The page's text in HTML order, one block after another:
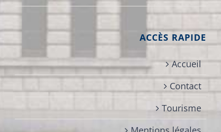
ACCÈS RAPIDE
Accueil
Contact
Tourisme